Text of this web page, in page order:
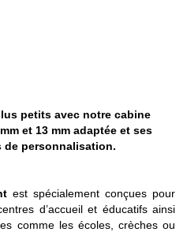
petits avec notre cabine
et 13 mm adaptée et ses
de personnalisation.
est spécialement conçues pour
d’accueil et éducatifs ainsi
comme les écoles, crèches ou